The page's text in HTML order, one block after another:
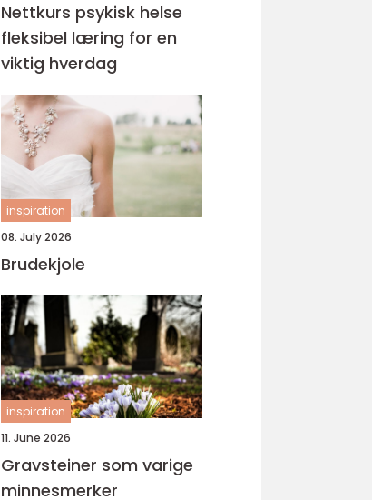
Nettkurs psykisk helse
fleksibel læring for en
viktig hverdag
inspiration
08. July 2026
Brudekjole
inspiration
11. June 2026
Gravsteiner som varige
minnesmerker